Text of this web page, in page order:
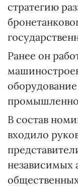
стратегию
Ранее он
В состав
входило
независимых